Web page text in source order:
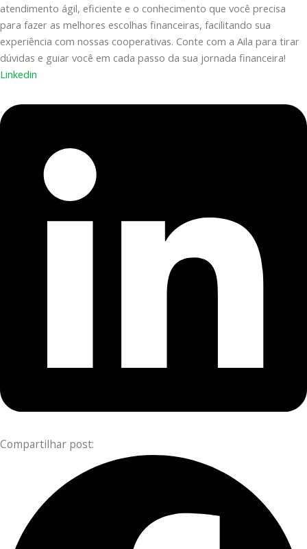
atendimento ágil, eficiente e o conhecimento que você precisa
para fazer as melhores escolhas financeiras, facilitando sua
experiência com nossas cooperativas. Conte com a Aila para tirar
dúvidas e guiar você em cada passo da sua jornada financeira!
Linkedin
Compartilhar post: